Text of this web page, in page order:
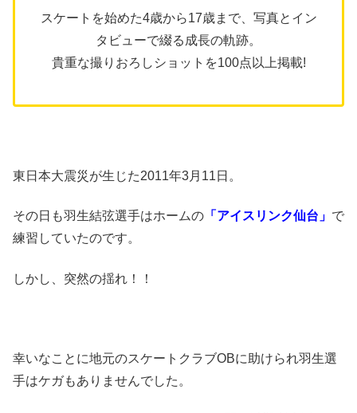
スケートを始めた4歳から17歳まで、写真とイン
タビューで綴る成長の軌跡。
貴重な撮りおろしショットを100点以上掲載!
東日本大震災が生じた2011年3月11日。
その日も羽生結弦選手はホームの 「アイスリンク仙台」 で
練習していたのです。
しかし、突然の揺れ！！
幸いなことに地元のスケートクラブOBに助けられ羽生選
手はケガもありませんでした。